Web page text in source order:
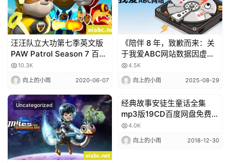
汪汪队立大功第七季英文版
PAW Patrol Season 7 百度
网盘免费下载 更新至4集
10.3K
向上的小雨 2020-06-07
《陪伴 8 年，致歉而来：关
于我爱ABC网站数据因虚拟
主机运营商问题丢失的说
明》
4.5K
向上的小雨 2025-08-29
Uncategorized Uncategorized
经典故事安徒生童话全集
mp3版19CD百度网盘免费下
载4.0K
向上的小雨 2018-12-30